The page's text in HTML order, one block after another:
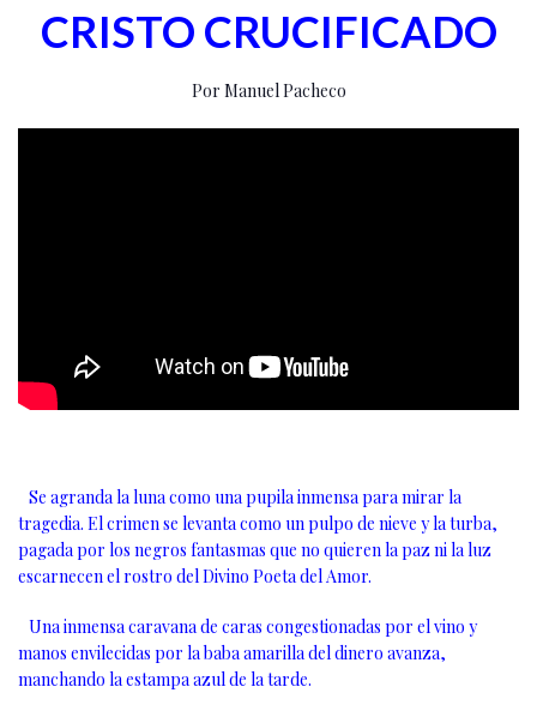
CRISTO CRUCIFICADO
Por Manuel Pacheco
Se agranda la luna como una pupila inmensa para mirar la
tragedia. El crimen se levanta como un pulpo de nieve y la turba,
pagada por los negros fantasmas que no quieren la paz ni la luz
escarnecen el rostro del Divino Poeta del Amor.
Una inmensa caravana de caras congestionadas por el vino y
manos envilecidas por la baba amarilla del dinero avanza,
manchando la estampa azul de la tarde.